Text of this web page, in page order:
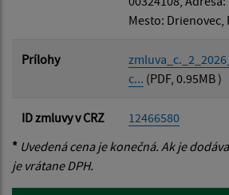
Mesto: Drienovec,
Prílohy
c... (PDF, 0.95MB )
ID zmluvy v CRZ
12466580
* Uvedená cena je konečná. Ak je
je vrátane DPH.